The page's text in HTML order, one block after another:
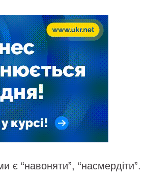
є “навоняти”, “насмердіти”.